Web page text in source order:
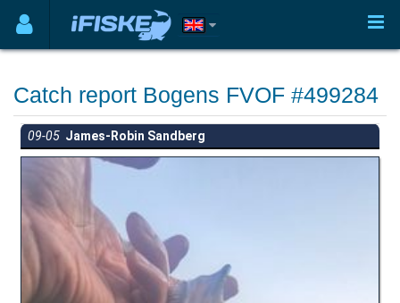
Catch report Bogens FVOF #499284
09-05 James-Robin Sandberg